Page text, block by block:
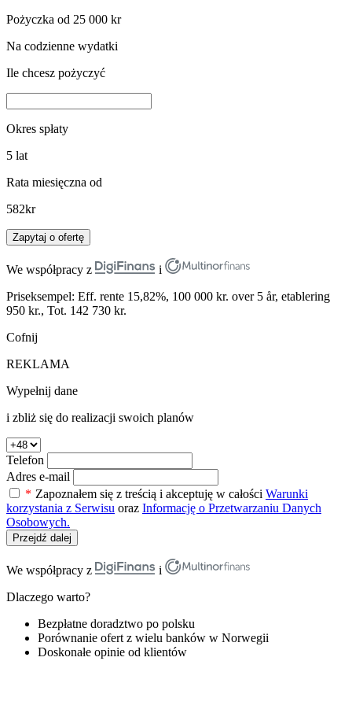
Pożyczka od 25 000 kr
Na codzienne wydatki
Ile chcesz pożyczyć
Okres spłaty
5 lat
Rata miesięczna od
582kr
Zapytaj o ofertę
We współpracy z
i
Priseksempel: Eff. rente 15,82%, 100 000 kr. over 5 år, etablering
950 kr., Tot. 142 730 kr.
Cofnij
REKLAMA
Wypełnij dane
i zbliż się do realizacji swoich planów
Telefon
Adres e-mail
* Zapoznałem się z treścią i akceptuję w całości Warunki
korzystania z Serwisu oraz Informację o Przetwarzaniu Danych
Osobowych.
Przejdź dalej
We współpracy z
i
Dlaczego warto?
Bezpłatne doradztwo po polsku
Porównanie ofert z wielu banków w Norwegii
Doskonałe opinie od klientów